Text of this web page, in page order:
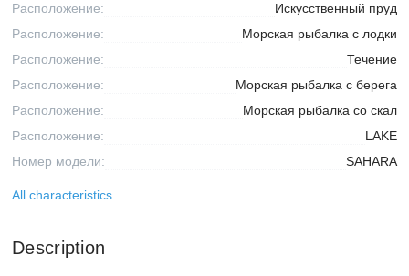
Расположение:
Искусственный пруд
Расположение:
Морская рыбалка с лодки
Расположение:
Течение
Расположение:
Морская рыбалка с берега
Расположение:
Морская рыбалка со скал
Расположение:
LAKE
Номер модели:
SAHARA
All characteristics
Description